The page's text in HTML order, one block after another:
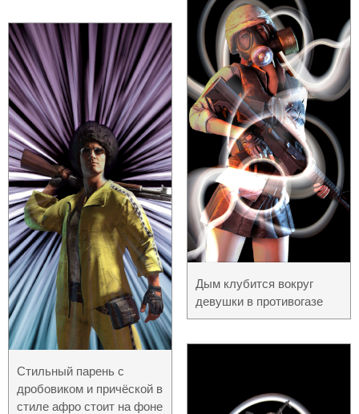
Стильный парень с
дробовиком и причёской в
стиле афро стоит на фоне
Дым клубится вокруг
девушки в противогазе